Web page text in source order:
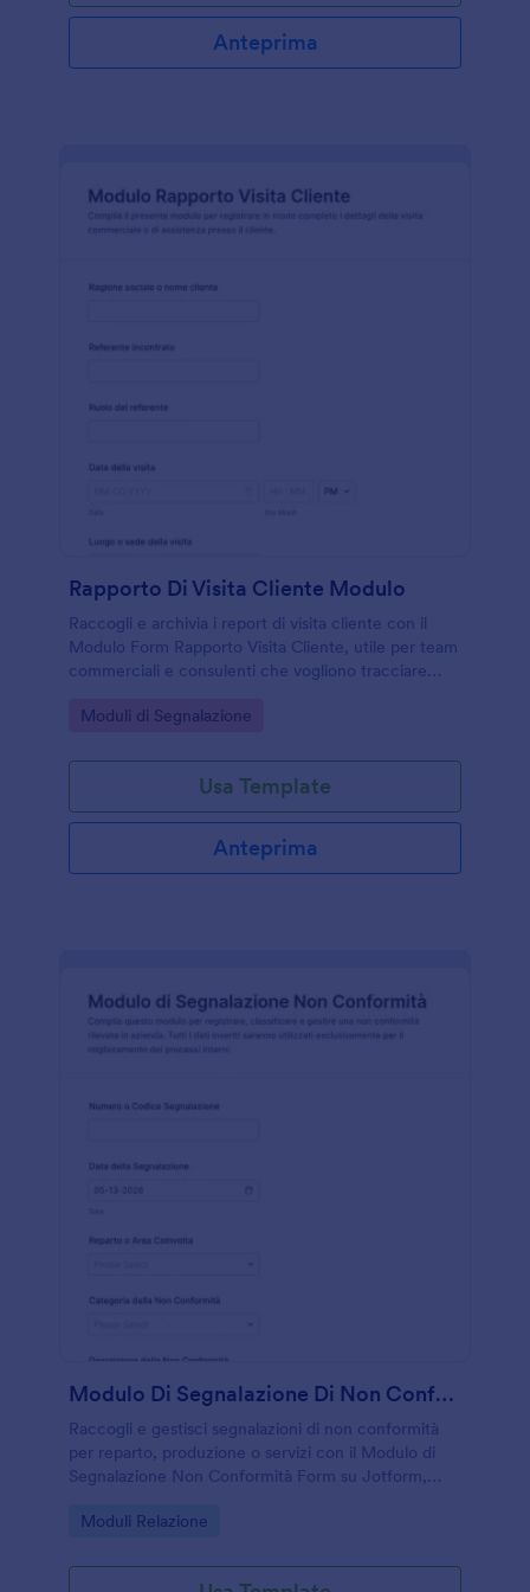
personalizzato utilizzando il nostro Costruttore di
Moduli facile da usare, puoi iniziare a raccogliere
informazioni dai clienti all'istante. Puoi raccogliere
alcuna capacità di
programmazione per attuare queste
traccia dei tuoi invii!
Anteprima
Rapporto Di Visita Cliente Modulo
Raccogli e archivia i report di visita cliente con il
Modulo Form Rapporto Visita Cliente, utile per team
commerciali e consulenti che vogliono tracciare
Go to Category:
Moduli di Segnalazione
Usa Template
Anteprima
Modulo Di Segnalazione Di Non Conformità
Raccogli e gestisci segnalazioni di non conformità
per reparto, produzione o servizi con il Modulo di
Segnalazione Non Conformità Form su Jotform,
interno delle risposte.
Go to Category:
Moduli Relazione